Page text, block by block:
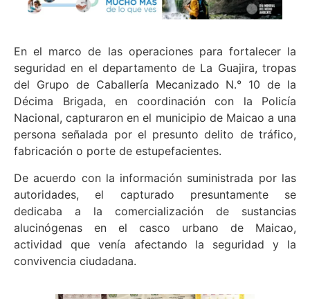
En el marco de las operaciones para fortalecer la
seguridad en el departamento de La Guajira, tropas
del Grupo de Caballería Mecanizado N.° 10 de la
Décima Brigada, en coordinación con la Policía
Nacional, capturaron en el municipio de Maicao a una
persona señalada por el presunto delito de tráfico,
fabricación o porte de estupefacientes.
De acuerdo con la información suministrada por las
autoridades, el capturado presuntamente se
dedicaba a la comercialización de sustancias
alucinógenas en el casco urbano de Maicao,
actividad que venía afectando la seguridad y la
convivencia ciudadana.